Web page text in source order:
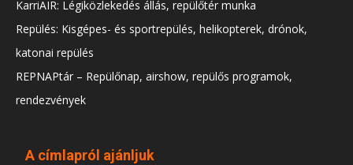
KarriAIR: Légiközlekedés állás, repülőtér munka
Repülés: Kisgépes- és sportrepülés, helikopterek, drónok,
katonai repülés
REPNAPtár – Repülőnap, airshow, repülős programok,
rendezvények
A címlapról ajánljuk